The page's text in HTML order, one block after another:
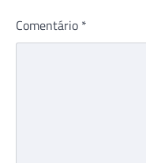
Comentário *